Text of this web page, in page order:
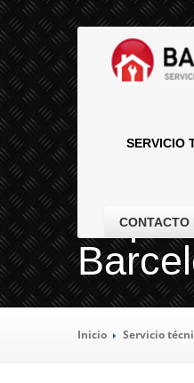
SERVICIO
CONTACTO
Inicio Servicio